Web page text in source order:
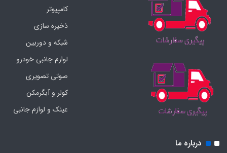
کامپیوتر
ذخیره سازی
شبکه و دوربین
لوازم جانبی خودرو
صوتی تصویری
کولر و آبگرمکن
عینک و لوازم جانبی
درباره ما